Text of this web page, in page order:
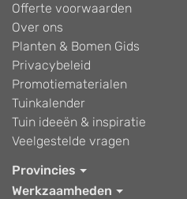
Offerte voorwaarden
Over ons
Planten & Bomen Gids
Privacybeleid
Promotiematerialen
Tuinkalender
Tuin ideeën & inspiratie
Veelgestelde vragen
Provincies
Werkzaamheden